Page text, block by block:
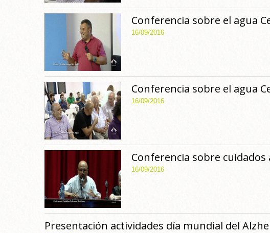
Conferencia sobre el agua
16/09/2016
Conferencia sobre el agua
16/09/2016
Conferencia sobre
16/09/2016
Presentación actividades día mundial del